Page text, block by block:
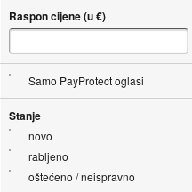
Raspon cijene (u €)
Samo PayProtect oglasi
Stanje
novo
rabljeno
oštećeno / neispravno